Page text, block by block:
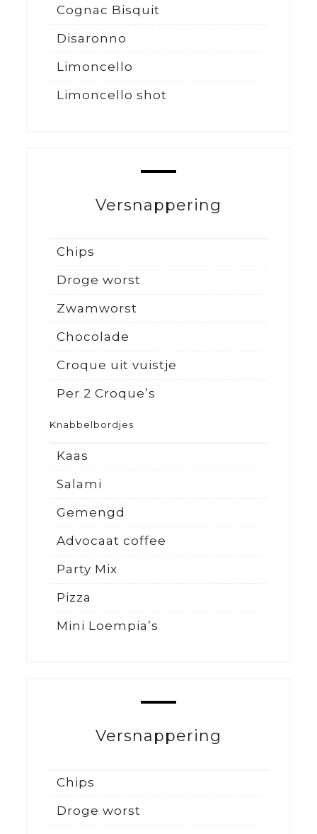
Cognac Bisquit
Disaronno
Limoncello
Limoncello shot
Versnappering
Chips
Droge worst
Zwamworst
Chocolade
Croque uit vuistje
Per 2 Croque’s
Knabbelbordjes
Kaas
Salami
Gemengd
Advocaat coffee
Party Mix
Pizza
Mini Loempia’s
Versnappering
Chips
Droge worst